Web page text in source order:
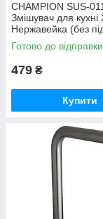
CHAMPION SUS-
Змішувач для
Нержавейка (без
Готово до відправки
479 ₴
Купити